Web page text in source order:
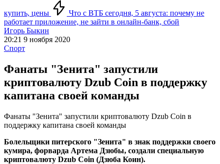
купить, цены
Что с ВТБ сегодня, 5 августа: почему не
работает приложение, не зайти в онлайн-банк, сбой
Игорь Быкин
20:21 9 ноября 2020
Спорт
Фанаты "Зенита" запустили
криптовалюту Dzub Coin в поддержку
капитана своей команды
Фанаты "Зенита" запустили криптовалюту Dzub Coin в
поддержку капитана своей команды
Болельщики питерского "Зенита" в знак поддержки своего
кумира, форварда Артема Дзюбы, создали специальную
криптовалюту Dzub Coin (Дзюба Коин).